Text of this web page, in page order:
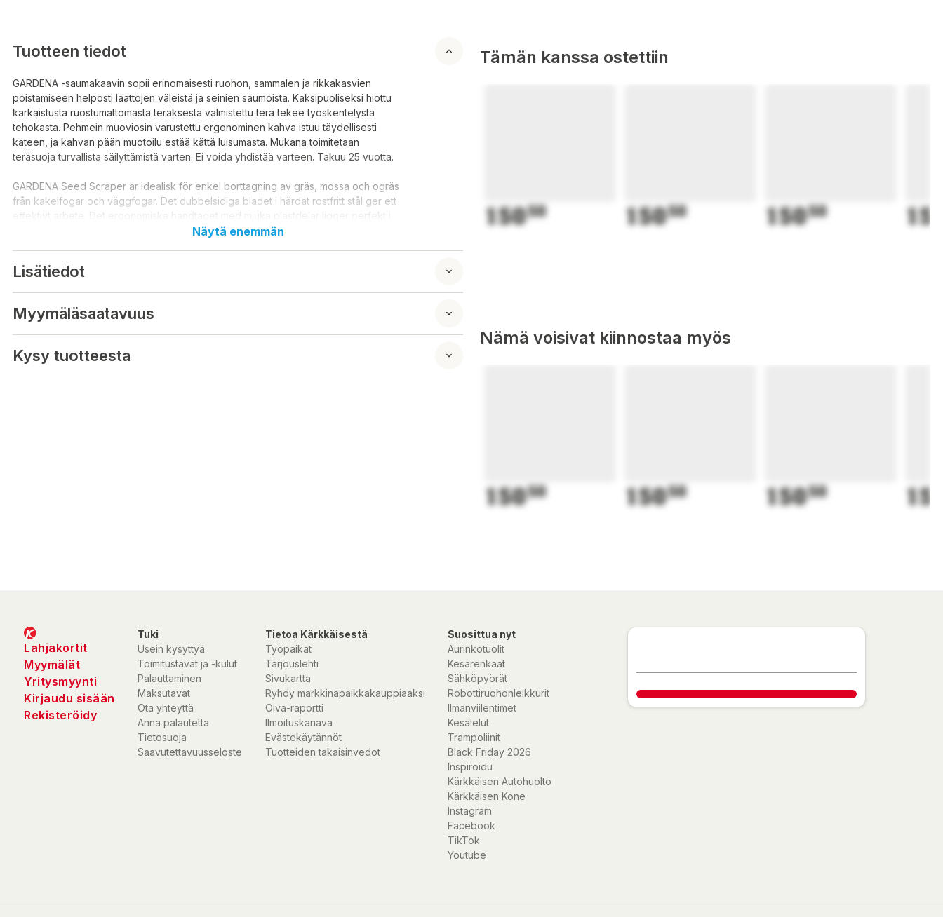
Tuotteen tiedot
GARDENA -saumakaavin sopii erinomaisesti ruohon, sammalen ja rikkakasvien
poistamiseen helposti laattojen väleistä ja seinien saumoista. Kaksipuoliseksi hiottu
karkaistusta ruostumattomasta teräksestä valmistettu terä tekee työskentelystä
tehokasta. Pehmein muoviosin varustettu ergonominen kahva istuu täydellisesti
käteen, ja kahvan pään muotoilu estää kättä luisumasta. Mukana toimitetaan
teräsuoja turvallista säilyttämistä varten. Ei voida yhdistää varteen. Takuu 25 vuotta.
GARDENA Seed Scraper är idealisk för enkel borttagning av gräs, mossa och ogräs
från kakelfogar och väggfogar. Det dubbelsidiga bladet i härdat rostfritt stål ger ett
effektivt arbete. Det ergonomiska handtaget med mjuka plastdelar ligger perfekt i
handen, och handtagshuvudets utformning förhindrar att handen glider. Ett
Näytä enemmän
Lisätiedot
Myymäläsaatavuus
Kysy tuotteesta
Tämän kanssa ostettiin
15050 15050 15050
Nämä voisivat kiinnostaa myös
15050 15050 15050
Lahjakortit
Myymälät
Yritysmyynti
Kirjaudu sisään
Rekisteröidy
Tuki
Usein kysyttyä
Toimitustavat ja -kulut
Palauttaminen
Maksutavat
Ota yhteyttä
Anna palautetta
Tietosuoja
Saavutettavuusseloste
Tietoa Kärkkäisestä
Työpaikat
Tarjouslehti
Sivukartta
Ryhdy markkinapaikkakauppiaaksi
Oiva-raportti
Ilmoituskanava
Evästekäytännöt
Tuotteiden takaisinvedot
Suosittua nyt
Aurinkotuolit
Kesärenkaat
Sähköpyörät
Robottiruohonleikkurit
Ilmanviilentimet
Kesälelut
Trampoliinit
Black Friday 2026
Inspiroidu
Kärkkäisen Autohuolto
Kärkkäisen Kone
Instagram
Facebook
TikTok
Youtube